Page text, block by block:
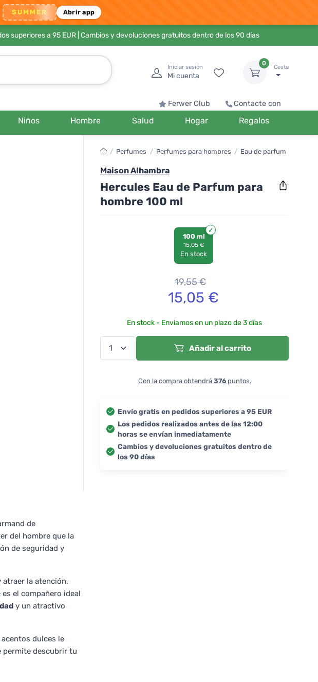
SUMMER Abrir app
superiores a 95 EUR| Cambios y devoluciones gratuitos dentro de los 90 días
Iniciar sesión
Mi cuenta
0
Cesta
Ferwer Club Contacte con
Niños Hombre Salud Hogar Regalos
de
del hombre que la
de seguridad y
atraer la atención.
el compañero ideal
y un atractivo
dulces le
permite descubrir tu
/ Perfumes / Perfumes para hombres / Eau de parfum
Maison Alhambra
Hercules Eau de Parfum para
hombre 100 ml
100 ml
15,05 €
En stock
19,55€
15,05 €
En stock - Enviamos en un plazo de 3 días
Añadir al carrito
Con la compra obtendrá 376puntos.
Envío gratis en pedidos superiores a 95 EUR
Los pedidos realizados antes de las 12:00
horas se envían inmediatamente
Cambios y devoluciones gratuitos dentro de
los 90 días